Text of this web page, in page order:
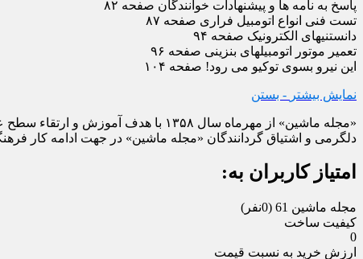
پاسخ به نامه ها و پیشنهادات خوانندگان صفحه ۸۲
تست فنی انواع اتومبیل فراری صفحه ۸۷
دانستنیهای الکترونیک صفحه ۹۴
تعمیر موتور اتومبیلهای بنزینی صفحه ۹۶
این نیرو بسوی توکیو می رود! صفحه ۱۰۴
نمایش بیشتر - بستن
«مجله ماشین» از مهرماه سال ۱۳۵۸
دلگرمی و اشتیاق گردانندگان «مجله ماشین» در جهت ادامه کار
امتیاز کاربران به:
مجله ماشین 61
(0نفر)
کیفیت ساخت
0
ارزش خرید به نسبت قیمت